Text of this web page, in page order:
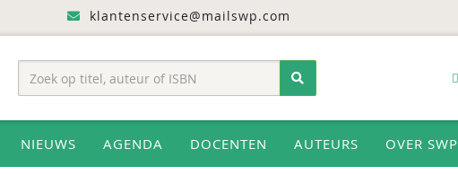
klantenservice@mailswp.com
NIEUWS AGENDA DOCENTEN AUTEURS OVER SWP